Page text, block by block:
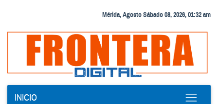
Mérida, Agosto Sábado 08, 2026, 01:32 am
INICIO